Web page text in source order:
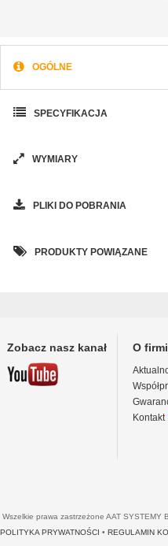
OGÓLNE
SPECYFIKACJA
WYMIARY
PLIKI DO POBRANIA
PRODUKTY POWIĄZANE
Zobacz nasz kanał O
Kontakt
Wszelkie prawa zastrzeżone AAT SYSTEMY
POLITYKA PRYWATNOŚCI • REGULAMIN